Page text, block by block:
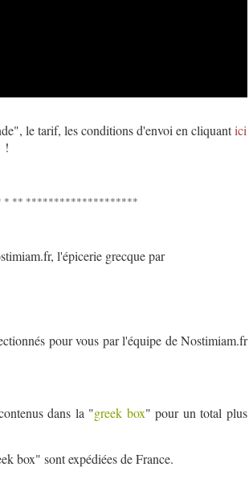
le tarif, les conditions d'envoi en cliquantici
!
** ********************
l'épicerie grecque par
pour vous par l'équipe de Nostimiam.fr
dans la "greek box" pour un total plus
box" sont expédiées de France.